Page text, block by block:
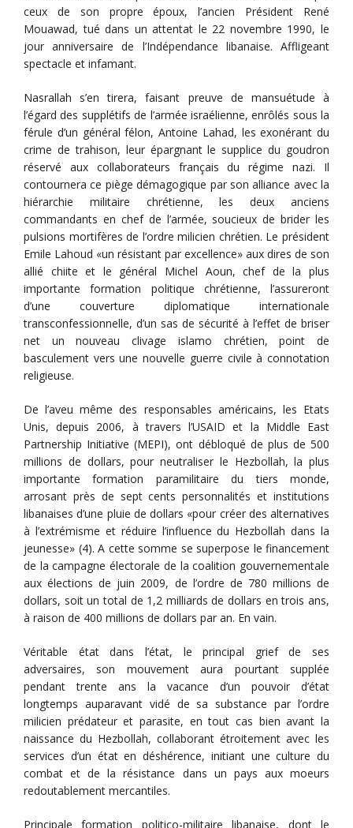
ceux de son propre époux, l’ancien Président René
Mouawad, tué dans un attentat le 22 novembre 1990, le
jour anniversaire de l’Indépendance libanaise. Affligeant
spectacle et infamant.
Nasrallah s’en tirera, faisant preuve de mansuétude à
l’égard des supplétifs de l’armée israélienne, enrôlés sous la
férule d’un général félon, Antoine Lahad, les exonérant du
crime de trahison, leur épargnant le supplice du goudron
réservé aux collaborateurs français du régime nazi. Il
contournera ce piège démagogique par son alliance avec la
hiérarchie militaire chrétienne, les deux anciens
commandants en chef de l’armée, soucieux de brider les
pulsions mortifères de l’ordre milicien chrétien. Le président
Emile Lahoud «un résistant par excellence» aux dires de son
allié chiite et le général Michel Aoun, chef de la plus
importante formation politique chrétienne, l’assureront
d’une couverture diplomatique internationale
transconfessionnelle, d’un sas de sécurité à l’effet de briser
net un nouveau clivage islamo chrétien, point de
basculement vers une nouvelle guerre civile à connotation
religieuse.
De l’aveu même des responsables américains, les Etats
Unis, depuis 2006, à travers l’USAID et la Middle East
Partnership Initiative (MEPI), ont débloqué de plus de 500
millions de dollars, pour neutraliser le Hezbollah, la plus
importante formation paramilitaire du tiers monde,
arrosant près de sept cents personnalités et institutions
libanaises d’une pluie de dollars «pour créer des alternatives
à l’extrémisme et réduire l’influence du Hezbollah dans la
jeunesse» (4). A cette somme se superpose le financement
de la campagne électorale de la coalition gouvernementale
aux élections de juin 2009, de l’ordre de 780 millions de
dollars, soit un total de 1,2 milliards de dollars en trois ans,
à raison de 400 millions de dollars par an. En vain.
Véritable état dans l’état, le principal grief de ses
adversaires, son mouvement aura pourtant supplée
pendant trente ans la vacance d’un pouvoir d’état
longtemps auparavant vidé de sa substance par l’ordre
milicien prédateur et parasite, en tout cas bien avant la
naissance du Hezbollah, collaborant étroitement avec les
services d’un état en déshérence, initiant une culture du
combat et de la résistance dans un pays aux moeurs
redoutablement mercantiles.
Principale formation politico-militaire libanaise, dont le